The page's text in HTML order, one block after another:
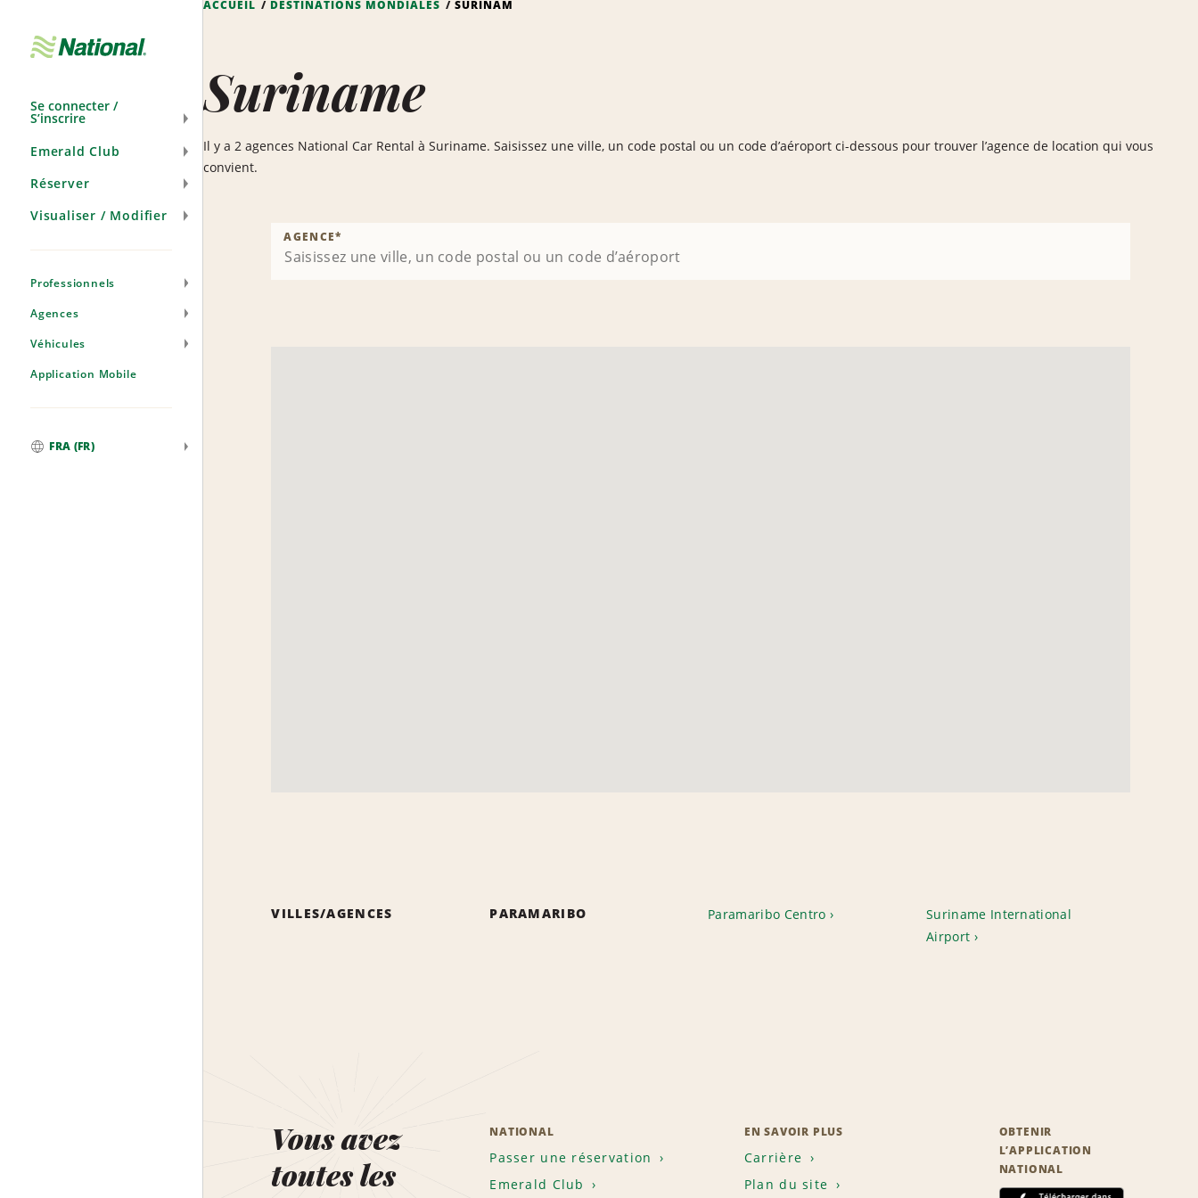
navigation
Se connecter /
S’inscrire
Emerald Club
Réserver
Visualiser / Modifier
Professionnels
Agences
Véhicules
Application Mobile
FRA (FR)
ACCUEIL DESTINATIONS MONDIALES SURINAM
Suriname
Il y a 2 agences National Car Rental à Suriname. Saisissez une ville, un code postal ou un code d’aéroport ci-dessous pour trouver l’agence de location qui vous
convient.
AGENCE*
VILLES/AGENCES PARAMARIBO Paramaribo Centro
Suriname International
Airport
Vous avez
toutes les
NATIONAL
Passer une réservation
Emerald Club
EN SAVOIR PLUS
Carrière
Plan du site
OBTENIR
L’APPLICATION
NATIONAL